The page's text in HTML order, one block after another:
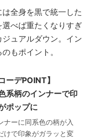
全身を黒で統一した
べば重たくなりすぎ
ュアルダウン。イン
もポイント。
コーデPOINT】
系柄のインナーで印
ポップに
ナーに同系色の柄が入
けで印象がガラッと変